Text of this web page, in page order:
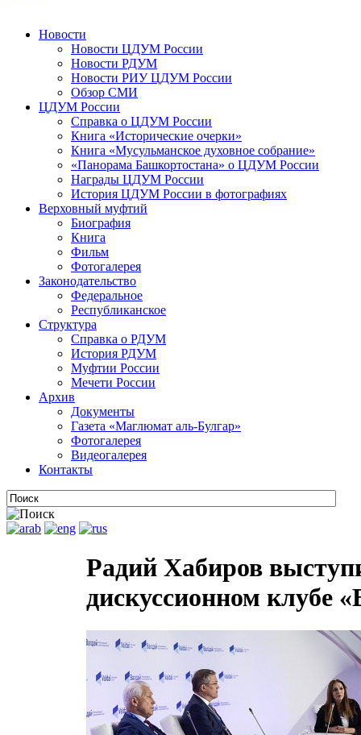
Новости
Новости ЦДУМ России
Новости РДУМ
Новости РИУ ЦДУМ России
Обзор СМИ
ЦДУМ России
Справка о ЦДУМ России
Книга «Исторические очерки»
Книга «Мусульманское духовное собрание»
«Панорама Башкортостана» о ЦДУМ России
Награды ЦДУМ России
История ЦДУМ России в фотографиях
Верховный муфтий
Биография
Книга
Фильм
Фотогалерея
Законодательство
Федеральное
Республиканское
Структура
Справка о РДУМ
История РДУМ
Муфтии России
Мечети России
Архив
Документы
Газета «Маглюмат аль-Булгар»
Фотогалерея
Видеогалерея
Контакты
Радий Хабиров
дискуссионном клубе